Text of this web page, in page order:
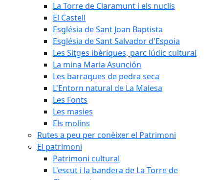
La Torre de Claramunt i els nuclis
El Castell
Església de Sant Joan Baptista
Església de Sant Salvador d'Espoia
Les Sitges ibèriques, parc lúdic cultural
La mina Maria Asunción
Les barraques de pedra seca
L'Entorn natural de La Malesa
Les Fonts
Les masies
Els molins
Rutes a peu per conèixer el Patrimoni
El patrimoni
Patrimoni cultural
L'escut i la bandera de La Torre de